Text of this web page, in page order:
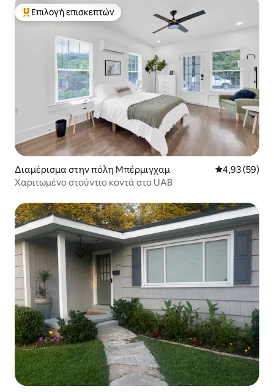
Κορυφαία επιλογή επισκεπτών
Επιλογή επισκεπτών
Διαμέρισμα στην πόλη Μπέρμιγχαμ Μέση
4,93 (59)
Χαριτωμένο στούντιο κοντά στο UAB